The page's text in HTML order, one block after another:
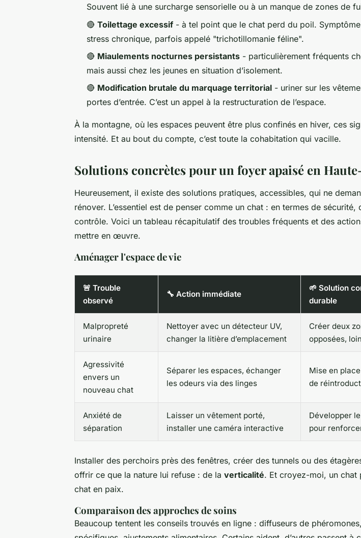
Souvent lié à une surcharge sensorielle ou à un manque de zones de
🔴 Toilettage excessif- à tel point que le chat perd du poil.
stress chronique, parfois appelé "trichotillomanie féline".
🔴 Miaulements nocturnes persistants - particulièrement fréquents
mais aussi chez les jeunes en situation d’isolement.
🔴 Modification brutale du marquage territorial - uriner sur les
portes d’entrée. C’est un appel à la restructuration de l’espace.
À la montagne, où les espaces peuvent être plus confinés en hiver, ces
intensité. Et au bout du compte, c’est toute la cohabitation qui vacille.
Solutions concrètes pour un foyer apaisé en
Heureusement, il existe des solutions pratiques, accessibles, qui ne
rénover. L’essentiel est de penser comme un chat : en termes de
contrôle. Voici un tableau récapitulatif des troubles fréquents et des
mettre en œuvre.
Aménager l'espace de vie
🚨 Trouble
observé
🔧 Action immédiate
🌱 Solution
durable
Malpropreté
urinaire
Nettoyer avec un détecteur UV,
changer la litière d’emplacement
Créer deux
opposées,
Agressivité
envers un
nouveau chat
Séparer les espaces, échanger
les odeurs via des linges
Mise en
de
Anxiété de
séparation
Laisser un vêtement porté,
installer une caméra interactive
Développer le
pour
Installer des perchoirs près des fenêtres, créer des tunnels ou des
offrir ce que la nature lui refuse : de la verticalité. Et croyez-moi, un chat
chat en paix.
Comparaison des approches de soins
Beaucoup tentent les conseils trouvés en ligne : diffuseurs de